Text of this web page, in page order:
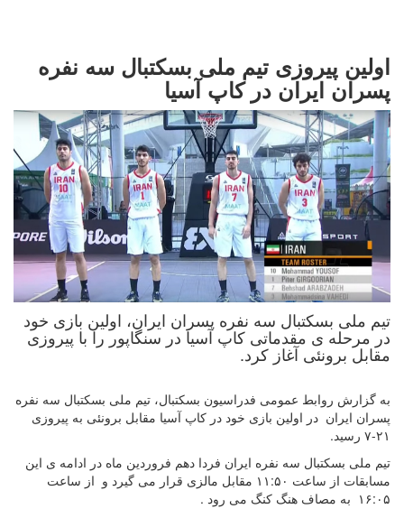
اولین پیروزی تیم ملی بسکتبال سه نفره
پسران ایران در کاپ آسیا
تیم ملی بسکتبال سه نفره پسران ایران، اولین بازی خود
در مرحله ی مقدماتی کاپ آسیا در سنگاپور را با پیروزی
مقابل برونئی آغاز کرد.
به گزارش روابط عمومی فدراسیون بسکتبال، تیم ملی بسکتبال سه نفره
پسران ایران در اولین بازی خود در کاپ آسیا مقابل برونئی به پیروزی
۲۱-۷ رسید.
تیم ملی بسکتبال سه نفره ایران فردا دهم فروردین ماه در ادامه ی این
مسابقات از ساعت ۱۱:۵۰ مقابل مالزی قرار می گیرد و از ساعت
۱۶:۰۵ به مصاف هنگ کنگ می رود .